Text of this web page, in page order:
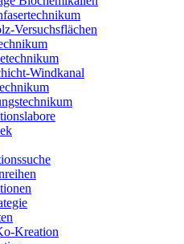
Versuchsflächen
Windkanal
Kreation